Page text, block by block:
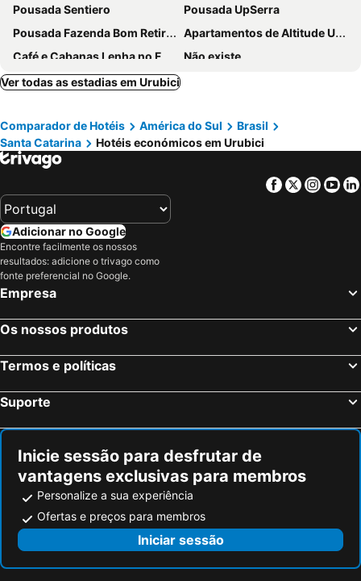
Pousada Sentiero
Pousada UpSerra
Pousada Fazenda Bom Retiro - Vinícola Thera
Apartamentos de Altitude Urubici
Café e Cabanas Lenha no Fogo
Não existe
Pousada Estrela Do Luar
Casa de Temporada Familiar
Pousada Requinte Serrano
Pousada Abraco Serrano
Hibisco Home Hotel
Pousada Trinca Ferro
Ver todas as estadias em Urubici
Comparador de Hotéis América do Sul
Brasil
Santa Catarina
Hotéis económicos em Urubici
Facebook
Twitter
Adicionar no Google
Encontre facilmente os nossos
resultados: adicione o trivago como
fonte preferencial no Google.
Empresa
Os nossos produtos
Termos e políticas
Suporte
Inicie sessão para desfrutar de
vantagens exclusivas para membros
Personalize a sua experiência
Ofertas e preços para membros
Iniciar sessão